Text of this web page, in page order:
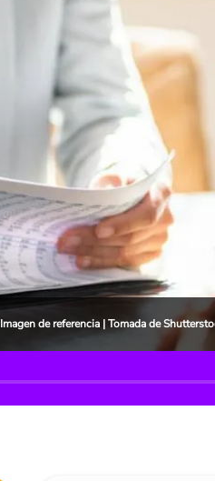
Imagen de referencia | Tomada de